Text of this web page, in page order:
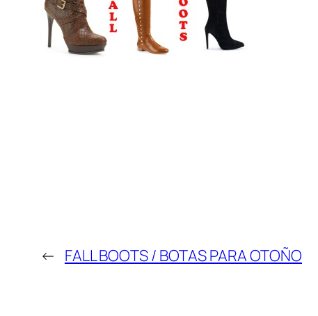
← FALL BOOTS / BOTAS PARA OTOÑO